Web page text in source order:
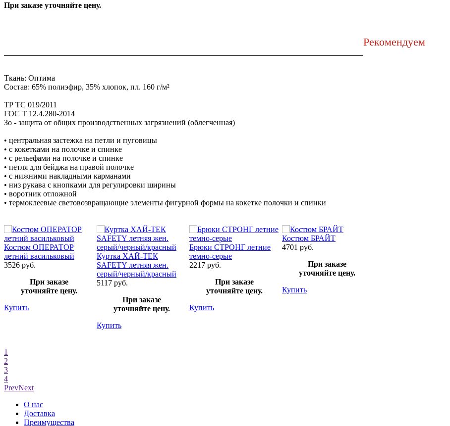
При заказе уточняйте цену.
Ткань: Оптима
Состав: 65% полиэфир, 35% хлопок, пл. 160 г/м²
ТР ТС 019/2011
ГОС Т 12.4.280-2014
Зо - защита от общих производственных загрязнений (облегченная)
• центральная застежка на петли и пуговицы
• с кокетками на полочке и спинке
• с рельефами на полочке и спинке
• петля для бейджа на правой полочке
• с нижними накладными карманами
• низ рукава с кнопками для регулировки ширины
• воротник отложной
• термоклеевые световозвращающие элементы фигурной формы на кокетке полочки и спинки
Рекомендуем
Костюм ОПЕРАТОР
летний васильковый
3526 руб.
При заказе
уточняйте цену.
Купить
Куртка ХАЙ-ТЕК
SAFETY летняя жен.
серый/черный/красный
5117 руб.
При заказе
уточняйте цену.
Купить
Брюки СТРОНГ летние
темно-серые
2217 руб.
При заказе
уточняйте цену.
Купить
Костюм БРАЙТ
4701 руб.
При заказе
уточняйте цену.
Купить
1
2
3
4
PrevNext
О нас
Доставка
Преимущества